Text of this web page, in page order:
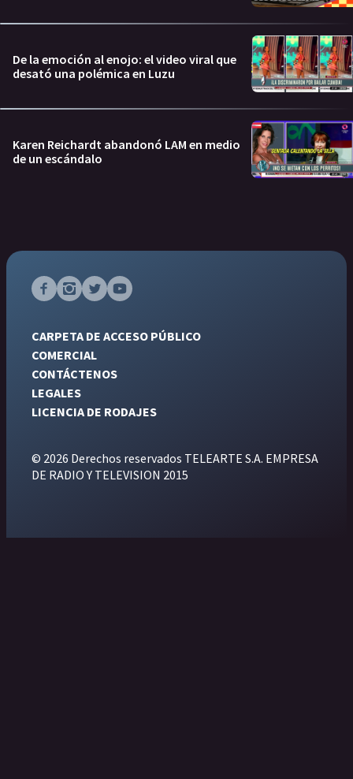
De la emoción al enojo: el video viral que
desató una polémica en Luzu
Karen Reichardt abandonó LAM en medio
de un escándalo
CARPETA DE ACCESO PÚBLICO
COMERCIAL
CONTÁCTENOS
LEGALES
LICENCIA DE RODAJES
© 2026 Derechos reservados TELEARTE S.A. EMPRESA
DE RADIO Y TELEVISION 2015